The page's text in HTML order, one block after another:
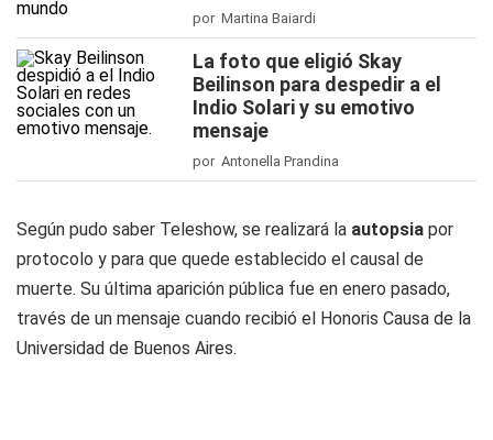
por Martina Baiardi
La foto que eligió Skay
Beilinson para despedir a el
Indio Solari y su emotivo
mensaje
por Antonella Prandina
Según pudo saber Teleshow, se realizará la autopsia por
protocolo y para que quede establecido el causal de
muerte. Su última aparición pública fue en enero pasado,
través de un mensaje cuando recibió el Honoris Causa de la
Universidad de Buenos Aires.